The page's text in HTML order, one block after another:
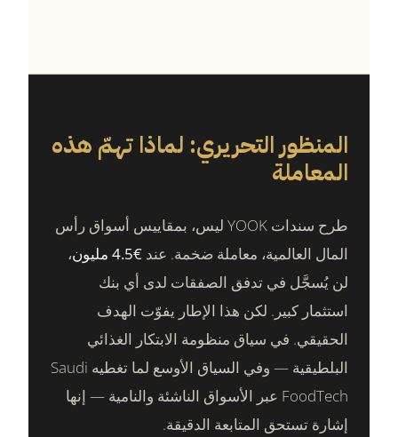
المنظور التحريري: لماذا تهمّ هذه
المعاملة
طرح سندات YOOK ليس، بمقاييس أسواق رأس
المال العالمية، معاملة ضخمة. عند€4.5 مليون
،
لن يُسجَّل في تدفق الصفقات لدى أي بنك
استثمار كبير. لكن هذا الإطار يفوّت الهدف
الحقيقي. في سياق منظومة الابتكار الغذائي
البلطيقية — وفي السياق الأوسع لما تغطيه Saudi
FoodTech عبر الأسواق الناشئة والنامية — إنها
إشارة تستحق المتابعة الدقيقة.